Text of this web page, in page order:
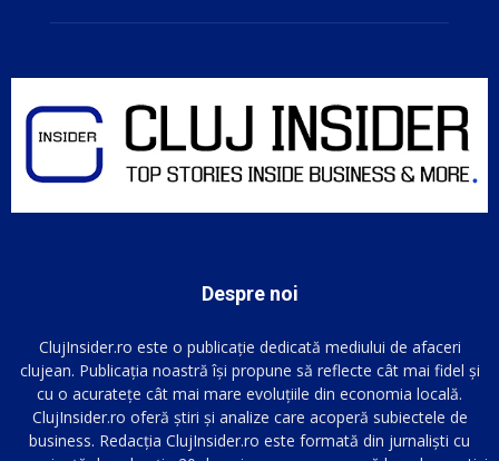
Despre noi
ClujInsider.ro este o publicație dedicată mediului de afaceri
clujean. Publicația noastră își propune să reflecte cât mai fidel și
cu o acuratețe cât mai mare evoluțiile din economia locală.
ClujInsider.ro oferă știri și analize care acoperă subiectele de
business. Redacția ClujInsider.ro este formată din jurnaliști cu